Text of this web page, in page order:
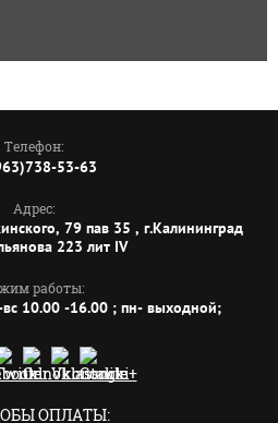
Телефон:
53-63
Адрес:
79 пав 35 , г.Калининград
223 лит IV
работы:
10.00 -16.00 ; пн- выходной;
ОПЛАТЫ: